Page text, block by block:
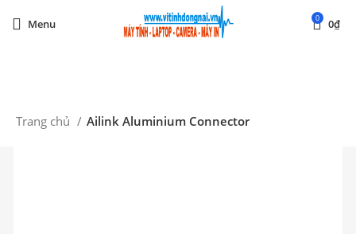
Menu 0 0₫
Trang chủ Ailink Aluminium Connector